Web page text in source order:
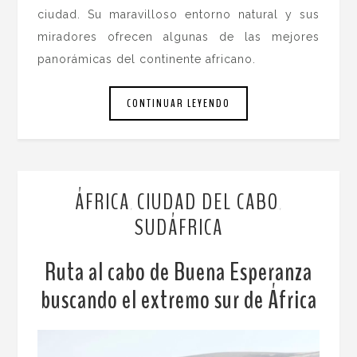
ciudad. Su maravilloso entorno natural y sus
miradores ofrecen algunas de las mejores
panorámicas del continente africano.
CONTINUAR LEYENDO
ÁFRICA CIUDAD DEL CABO
SUDÁFRICA
Ruta al cabo de Buena Esperanza
buscando el extremo sur de África